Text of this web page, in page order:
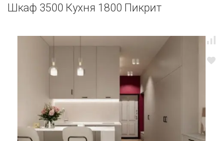
Шкаф 3500 Кухня 1800 Пикрит